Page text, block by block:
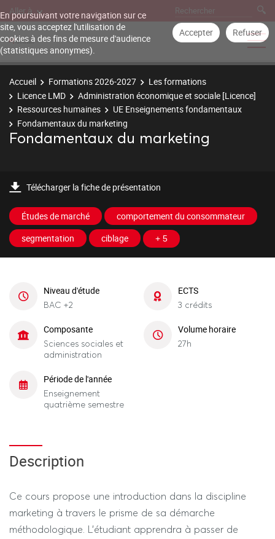
En poursuivant votre navigation sur ce
site, vous acceptez l'utilisation de
cookies à des fins de mesure d'audience
(statistiques anonymes).
Accepter Refuser
Aller à
Accueil Formations 2026-2027
Les formations
Licence LMD
Administration économique et sociale [Licence]
Ressources humaines
UE Enseignements fondamentaux
Fondamentaux du marketing
Fondamentaux du marketing
Télécharger la fiche de présentation
Études de marché
comportement du consommateur
segmentation
ciblage + 5
Niveau d'étude
BAC +2
ECTS
3 crédits
Composante
Sciences sociales et
administration
Volume horaire
27h
Période de l'année
Enseignement
quatrième semestre
Description
Ce cours propose une introduction dans la discipline
marketing à travers le prisme de sa démarche
méthodologique. L'étudiant apprendra à passer de